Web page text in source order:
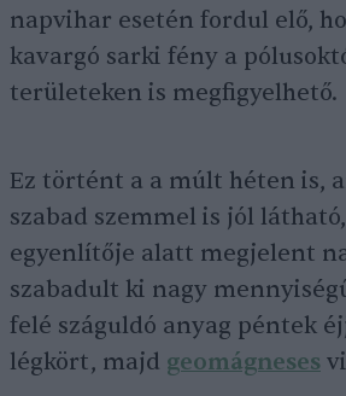
napvihar esetén fordul elő,
kavargó sarki fény a
területeken is megfigyelhető.
Ez történt a a múlt héten is,
szabad szemmel is jól
egyenlítője alatt megjelent
szabadult ki nagy
felé száguldó anyag péntek
légkört, majd geomágneses